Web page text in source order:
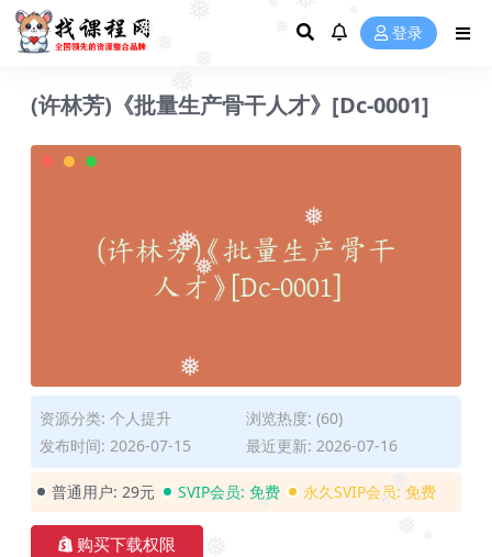
❅
❅
❅
❅
❅ ❅
❅ 登录
(许林芳)《批量生产骨干人才》[Dc-0001]
资源分类: 个人提升
浏览热度: (60)
发布时间: 2026-07-15
最近更新: 2026-07-16
普通用户: 29元 SVIP会员: 免费 永久SVIP会员: 免费
购买下载权限